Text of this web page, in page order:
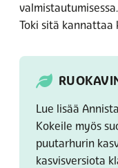
Toki sitä kannattaa
Lue lisää
Kokeile myös
puutarhurin
kasvisversiota